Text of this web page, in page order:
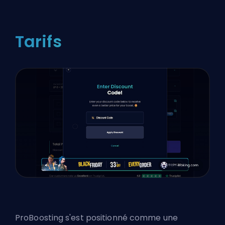
Tarifs
ProBoosting s'est positionné comme une